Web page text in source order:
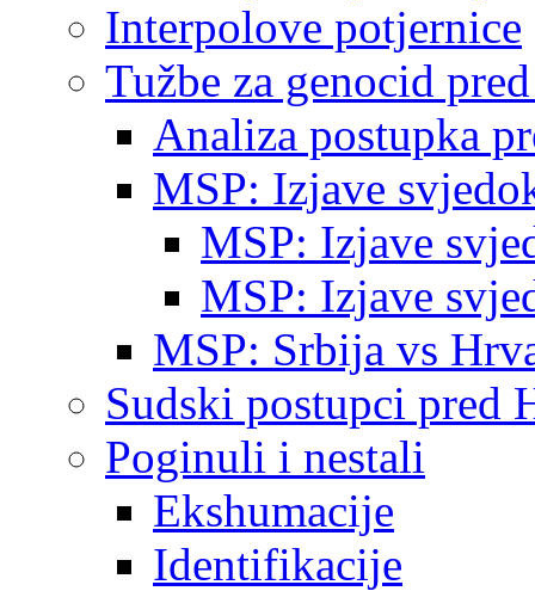
Interpolove potjernice
Tužbe za genocid
Analiza postupka
MSP: Izjave
MSP: Izjave
MSP: Izjave
MSP: Srbija vs
Sudski postupci pred
Poginuli i nestali
Ekshumacije
Identifikacije